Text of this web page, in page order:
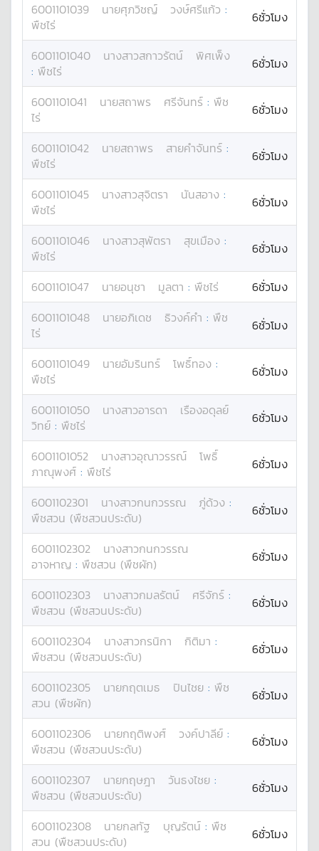
6001101039 นายศุภวิชญ์ วงษ์ศรีแก้ว :
พืชไร่
6ชั่วโมง
6001101040 นางสาวสกาวรัตน์
พิศเพ็ง
: พืชไร่ 6ชั่วโมง
6001101041 นายสถาพร ศรีจันทร์ : พืช
ไร่
6ชั่วโมง
6001101042 นายสถาพร สายคำจันทร์ :
พืชไร่
6ชั่วโมง
6001101045 นางสาวสุจิตรา นันสอาง :
พืชไร่
6ชั่วโมง
6001101046 นางสาวสุพัตรา สุขเมือง :
พืชไร่
6ชั่วโมง
6001101047 นายอนุชา มูลตา : พืชไร่
6ชั่วโมง
6001101048
นายอภิเดช ธิวงค์คำ : พืช
ไร่
6ชั่วโมง
6001101049 นายอัมรินทร์ โพธิ์ทอง :
พืชไร่
6ชั่วโมง
6001101050 นางสาวอารดา
เรืองอดุลย์
วิทย์ : พืชไร่ 6ชั่วโมง
6001101052 นางสาวอุณาวรรณ์
โพธิ์
ภาณุพงศ์ : พืชไร่ 6ชั่วโมง
6001102301 นางสาวกนกวรรณ ภู่ด้วง :
พืชสวน (พืชสวนประดับ)
6ชั่วโมง
6001102302 นางสาวกนกวรรณ
อาจหาญ : พืชสวน (พืชผัก) 6ชั่วโมง
6001102303 นางสาวกมลรัตน์ ศรีจักร์ :
พืชสวน (พืชสวนประดับ)
6ชั่วโมง
6001102304 นางสาวกรนิกา กิติมา :
พืชสวน (พืชสวนประดับ)
6ชั่วโมง
6001102305 นายกฤตเมธ ปินไชย : พืช
สวน (พืชผัก)
6ชั่วโมง
6001102306 นายกฤติพงศ์ วงค์ปาลีย์ :
พืชสวน (พืชสวนประดับ)
6ชั่วโมง
6001102307 นายกฤษฎา วันธงไชย :
พืชสวน (พืชสวนประดับ)
6ชั่วโมง
6001102308 นายกลทัฐ บุญรัตน์ : พืช
สวน (พืชสวนประดับ)
6ชั่วโมง